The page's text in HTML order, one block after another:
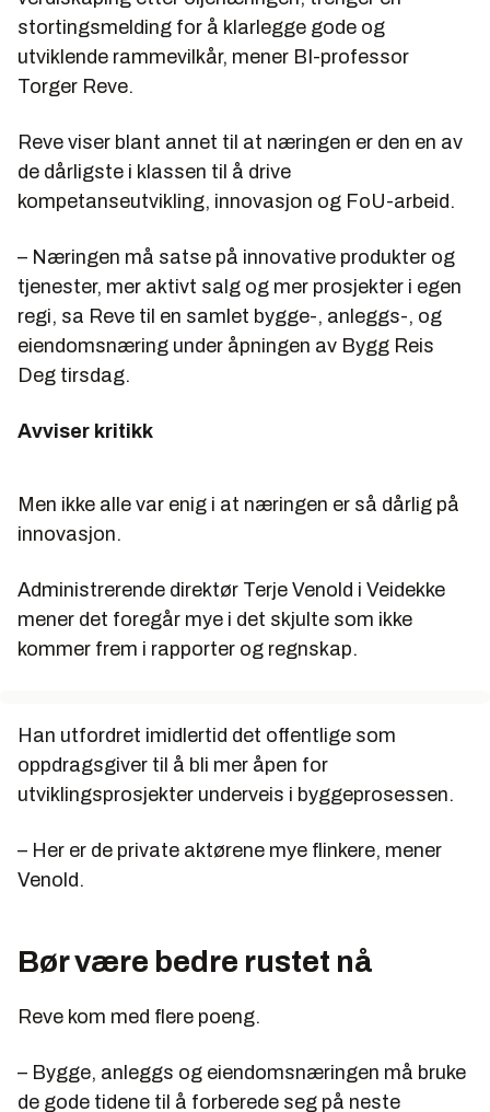
stortingsmelding for å klarlegge gode og
utviklende rammevilkår, mener BI-professor
Torger Reve.
Reve viser blant annet til at næringen er den en av
de dårligste i klassen til å drive
kompetanseutvikling, innovasjon og FoU-arbeid.
– Næringen må satse på innovative produkter og
tjenester, mer aktivt salg og mer prosjekter i egen
regi, sa Reve til en samlet bygge-, anleggs-, og
eiendomsnæring under åpningen av Bygg Reis
Deg tirsdag.
Avviser kritikk
Men ikke alle var enig i at næringen er så dårlig på
innovasjon.
Administrerende direktør Terje Venold i Veidekke
mener det foregår mye i det skjulte som ikke
kommer frem i rapporter og regnskap.
Han utfordret imidlertid det offentlige som
oppdragsgiver til å bli mer åpen for
utviklingsprosjekter underveis i byggeprosessen.
– Her er de private aktørene mye flinkere, mener
Venold.
Bør være bedre rustet nå
Reve kom med flere poeng.
– Bygge, anleggs og eiendomsnæringen må bruke
de gode tidene til å forberede seg på neste